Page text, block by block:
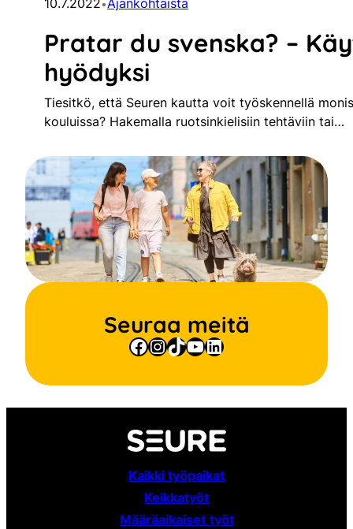
10.7.2022•Ajankohtaista
Pratar du svenska? –
hyödyksi
Tiesitkö, että Seuren kautta voit työskennellä
kouluissa? Hakemalla ruotsinkielisiin tehtäviin tai…
Seuraa meitä
Facebook
Instagram
TikTok
YouTube
LinkedIn
Kaikki työpaikat
Keikkatyöt
Määräaikaiset työt